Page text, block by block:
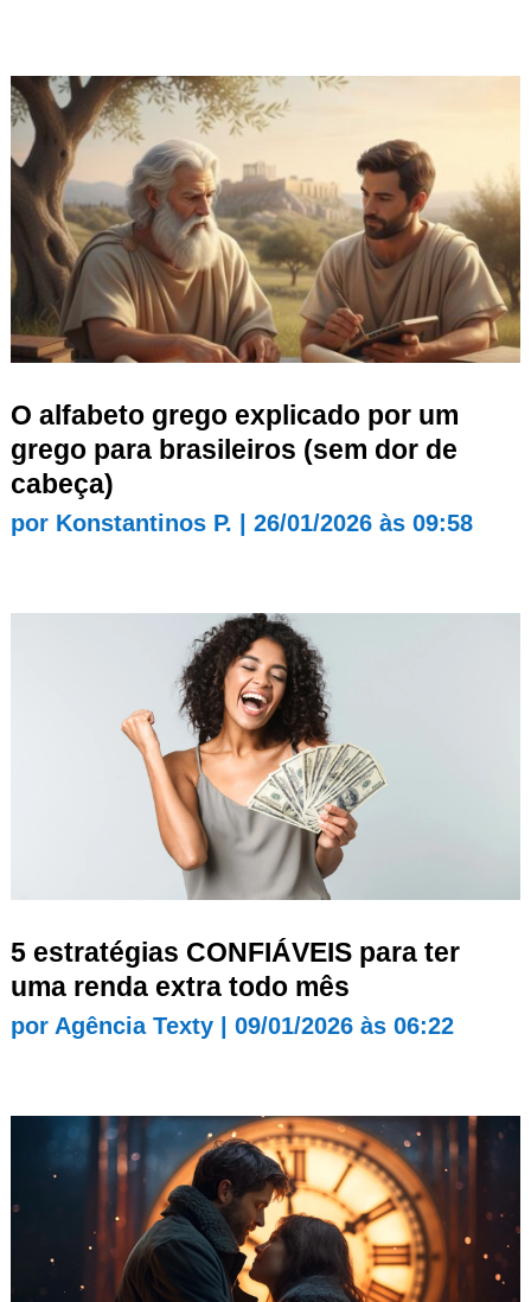
O alfabeto grego explicado por um
grego para brasileiros (sem dor de
cabeça)
por Konstantinos P. 26/01/2026 às 09:58
5 estratégias CONFIÁVEIS para ter
uma renda extra todo mês
por Agência Texty| 09/01/2026 às 06:22